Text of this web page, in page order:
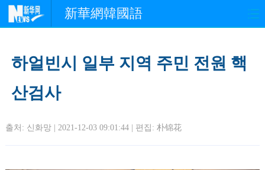
新華網韓國語
경제 사회 포토
중한교류
연예 관광
하얼빈시 일부 지역 주민 전원 핵
산검사
출처: 신화망 | 2021-12-03 09:01:44 | 편집: 朴锦花